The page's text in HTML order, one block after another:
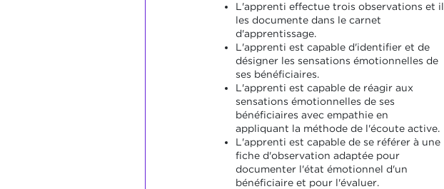
L'apprenti effectue trois observations et il
les documente dans le carnet
d'apprentissage.
L'apprenti est capable d'identifier et de
désigner les sensations émotionnelles de
ses bénéficiaires.
L'apprenti est capable de réagir aux
sensations émotionnelles de ses
bénéficiaires avec empathie en
appliquant la méthode de l'écoute active.
L'apprenti est capable de se référer à une
fiche d'observation adaptée pour
documenter l'état émotionnel d'un
bénéficiaire et pour l'évaluer.